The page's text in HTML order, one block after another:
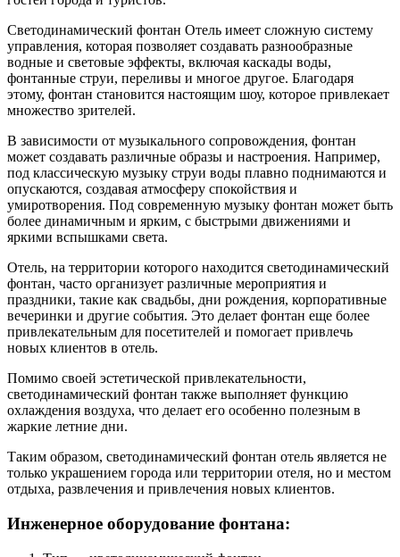
Светодинамический фонтан Отель имеет сложную систему
управления, которая позволяет создавать разнообразные
водные и световые эффекты, включая каскады воды,
фонтанные струи, переливы и многое другое. Благодаря
этому, фонтан становится настоящим шоу, которое привлекает
множество зрителей.
В зависимости от музыкального сопровождения, фонтан
может создавать различные образы и настроения. Например,
под классическую музыку струи воды плавно поднимаются и
опускаются, создавая атмосферу спокойствия и
умиротворения. Под современную музыку фонтан может быть
более динамичным и ярким, с быстрыми движениями и
яркими вспышками света.
Отель, на территории которого находится светодинамический
фонтан, часто организует различные мероприятия и
праздники, такие как свадьбы, дни рождения, корпоративные
вечеринки и другие события. Это делает фонтан еще более
привлекательным для посетителей и помогает привлечь
новых клиентов в отель.
Помимо своей эстетической привлекательности,
светодинамический фонтан также выполняет функцию
охлаждения воздуха, что делает его особенно полезным в
жаркие летние дни.
Таким образом, светодинамический фонтан отель является не
только украшением города или территории отеля, но и местом
отдыха, развлечения и привлечения новых клиентов.
Инженерное оборудование фонтана: